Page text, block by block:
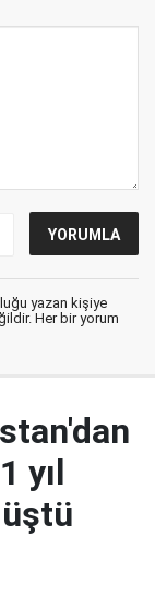
yazan kişiye
Her bir yorum
yıl